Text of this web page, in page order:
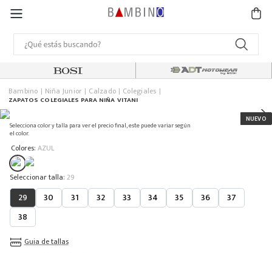
Bambino Niña Junior Calzado Colegiales
ZAPATOS COLEGIALES PARA NIÑA VITANI
Selecciona color y talla para ver el precio final, este puede variar según
el color.
Colores: AZUL
: 29
29 30 31 32 33 34 35 36
37
38
Guia de tallas